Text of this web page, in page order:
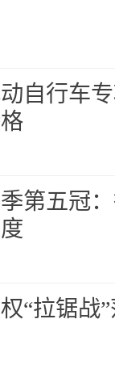
自行车
第五冠
“拉锯战